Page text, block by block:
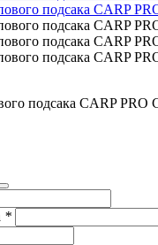
подсака CARP PRO
*